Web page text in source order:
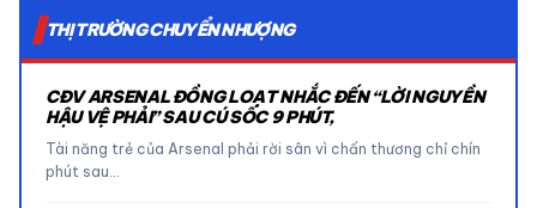
THỊ TRƯỜNG CHUYỂN NHƯỢNG
CĐV ARSENAL ĐỒNG LOẠT NHẮC ĐẾN “LỜI NGUYỀN
HẬU VỆ PHẢI” SAU CÚ SỐC 9 PHÚT,
Tài năng trẻ của Arsenal phải rời sân vì chấn thương chỉ chín
phút sau…